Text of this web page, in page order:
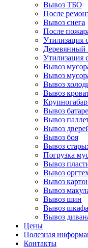
Вывоз ТБО
После
Вывоз снега
После
Утилизация
Деревянный
Утилизация
Вывоз
Вывоз
Вывоз
Вывоз
Вывоз
Вывоз
Вывоз
Вывоз боя
Вывоз
Погрузка
Вывоз
Вывоз
Вывоз
Вывоз
Вывоз шин
Вывоз шкафа
Вывоз
Цены
Полезная
Контакты